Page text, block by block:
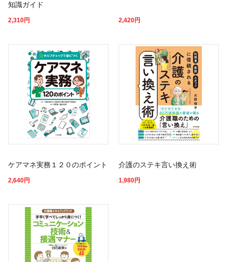
知識ガイド
2,310円 2,420円
ケアマネ実務１２０のポイント
2,640円
介護のステキ言い換え術
1,980円